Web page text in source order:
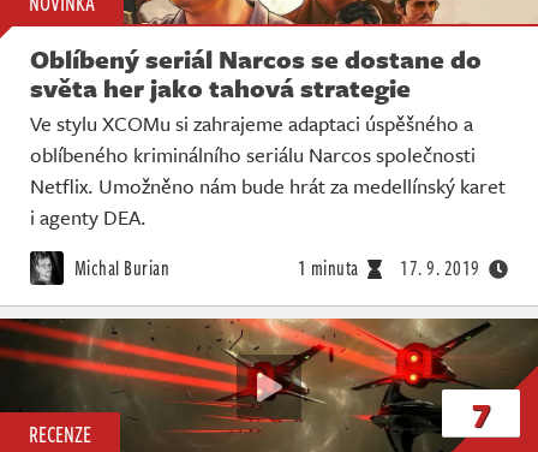
Oblíbený seriál Narcos se dostane do
světa her jako tahová strategie
Ve stylu XCOMu si zahrajeme adaptaci úspěšného a
oblíbeného kriminálního seriálu Narcos společnosti
Netflix. Umožněno nám bude hrát za medellínský karet
i agenty DEA.
Michal Burian 1 minuta 17. 9. 2019
RECENZE 7